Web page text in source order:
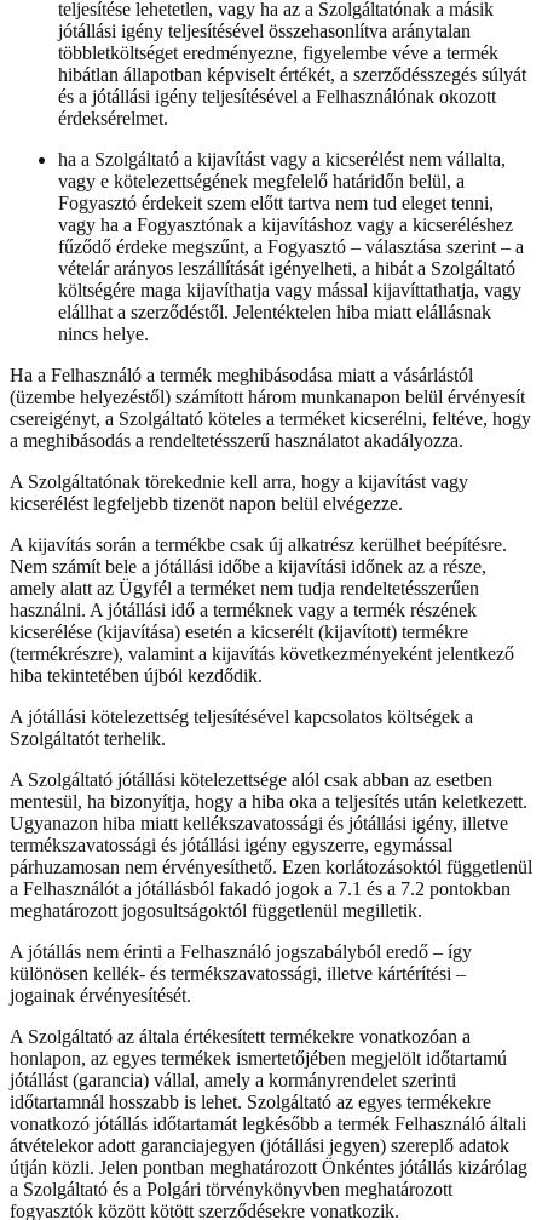
teljesítése lehetetlen, vagy ha az a Szolgáltatónak a másik
jótállási igény teljesítésével összehasonlítva aránytalan
többletköltséget eredményezne, figyelembe véve a termék
hibátlan állapotban képviselt értékét, a szerződésszegés súlyát
és a jótállási igény teljesítésével a Felhasználónak okozott
érdeksérelmet.
ha a Szolgáltató a kijavítást vagy a kicserélést nem vállalta,
vagy e kötelezettségének megfelelő határidőn belül, a
Fogyasztó érdekeit szem előtt tartva nem tud eleget tenni,
vagy ha a Fogyasztónak a kijavításhoz vagy a kicseréléshez
fűződő érdeke megszűnt, a Fogyasztó – választása szerint – a
vételár arányos leszállítását igényelheti, a hibát a Szolgáltató
költségére maga kijavíthatja vagy mással kijavíttathatja, vagy
elállhat a szerződéstől. Jelentéktelen hiba miatt elállásnak
nincs helye.
Ha a Felhasználó a termék meghibásodása miatt a vásárlástól
(üzembe helyezéstől) számított három munkanapon belül érvényesít
csereigényt, a Szolgáltató köteles a terméket kicserélni, feltéve, hogy
a meghibásodás a rendeltetésszerű használatot akadályozza.
A Szolgáltatónak törekednie kell arra, hogy a kijavítást vagy
kicserélést legfeljebb tizenöt napon belül elvégezze.
A kijavítás során a termékbe csak új alkatrész kerülhet beépítésre.
Nem számít bele a jótállási időbe a kijavítási időnek az a része,
amely alatt az Ügyfél a terméket nem tudja rendeltetésszerűen
használni. A jótállási idő a terméknek vagy a termék részének
kicserélése (kijavítása) esetén a kicserélt (kijavított) termékre
(termékrészre), valamint a kijavítás következményeként jelentkező
hiba tekintetében újból kezdődik.
A jótállási kötelezettség teljesítésével kapcsolatos költségek a
Szolgáltatót terhelik.
A Szolgáltató jótállási kötelezettsége alól csak abban az esetben
mentesül, ha bizonyítja, hogy a hiba oka a teljesítés után keletkezett.
Ugyanazon hiba miatt kellékszavatossági és jótállási igény, illetve
termékszavatossági és jótállási igény egyszerre, egymással
párhuzamosan nem érvényesíthető. Ezen korlátozásoktól függetlenül
a Felhasználót a jótállásból fakadó jogok a 7.1 és a 7.2 pontokban
meghatározott jogosultságoktól függetlenül megilletik.
A jótállás nem érinti a Felhasználó jogszabályból eredő – így
különösen kellék- és termékszavatossági, illetve kártérítési –
jogainak érvényesítését.
A Szolgáltató az általa értékesített termékekre vonatkozóan a
honlapon, az egyes termékek ismertetőjében megjelölt időtartamú
jótállást (garancia) vállal, amely a kormányrendelet szerinti
időtartamnál hosszabb is lehet. Szolgáltató az egyes termékekre
vonatkozó jótállás időtartamát legkésőbb a termék Felhasználó általi
átvételekor adott garanciajegyen (jótállási jegyen) szereplő adatok
útján közli. Jelen pontban meghatározott Önkéntes jótállás kizárólag
a Szolgáltató és a Polgári törvénykönyvben meghatározott
fogyasztók között kötött szerződésekre vonatkozik.